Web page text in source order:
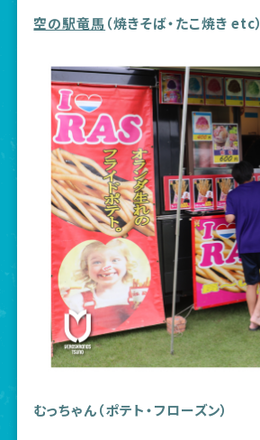
空の駅竜馬（焼きそば・たこ焼き etc）
むっちゃん（ポテト・フローズン）